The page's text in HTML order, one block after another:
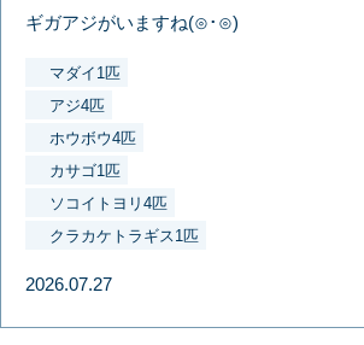
ギガアジがいますね(⊙･⊙)
マダイ1匹
アジ4匹
ホウボウ4匹
カサゴ1匹
ソコイトヨリ4匹
クラカケトラギス1匹
2026.07.27